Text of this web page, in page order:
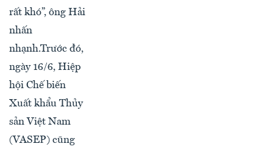
rất khó”, ông Hải
nhấn
nhạnh.Trước đó,
ngày 16/6, Hiệp
hội Chế biến
Xuất khẩu Thủy
sản Việt Nam
(VASEP) cũng